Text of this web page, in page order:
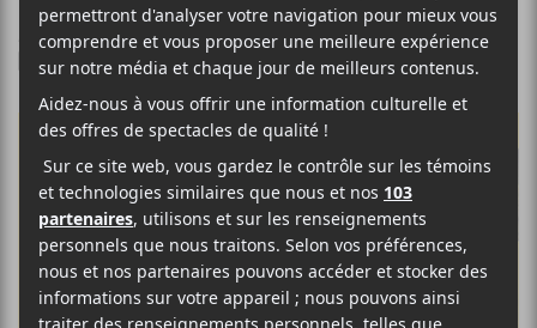
PARLOUIS-PHILIPPE LABRÈCHE
/ FRANCOPHONE
F
A
C
E
O
O
K
T
W
I
T
E
R
P
A
R
T
G
E
R